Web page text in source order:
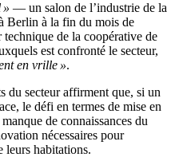
» — un salon de l’industrie de la
Berlin à la fin du mois de
de la coopérative de
est confronté le secteur,
en vrille ».
du secteur affirment que, si un
le défi en termes de mise en
de connaissances du
nécessaires pour
leurs habitations.